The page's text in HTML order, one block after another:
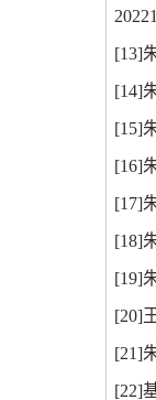
[13]
[14]
[15]
[16]
[17]
[18]
[19]
[20]
[21]
[22]